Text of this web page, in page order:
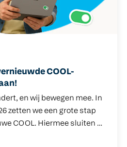
COOL-
en wij bewegen mee. In
zetten we een grote stap
COOL. Hiermee sluiten we
wensen vanuit het funderend